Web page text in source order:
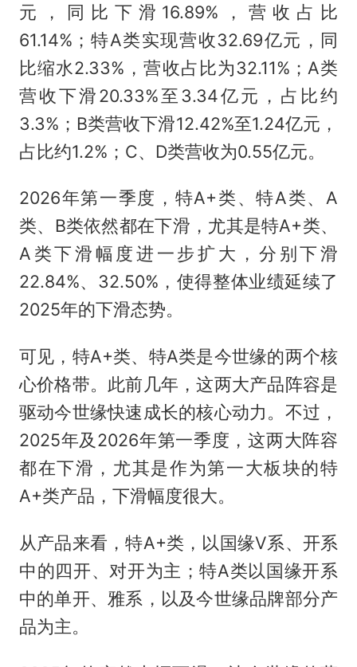
元，同比下滑16.89%，营收占比
61.14%；特A类实现营收32.69亿元，同
比缩水2.33%，营收占比为32.11%；A类
营收下滑20.33%至3.34亿元，占比约
3.3%；B类营收下滑12.42%至1.24亿元，
占比约1.2%；C、D类营收为0.55亿元。
2026年第一季度，特A+类、特A类、A
类、B类依然都在下滑，尤其是特A+类、
A类下滑幅度进一步扩大，分别下滑
22.84%、32.50%，使得整体业绩延续了
2025年的下滑态势。
可见，特A+类、特A类是今世缘的两个核
心价格带。此前几年，这两大产品阵容是
驱动今世缘快速成长的核心动力。不过，
2025年及2026年第一季度，这两大阵容
都在下滑，尤其是作为第一大板块的特
A+类产品，下滑幅度很大。
从产品来看，特A+类，以国缘V系、开系
中的四开、对开为主；特A类以国缘开系
中的单开、雅系，以及今世缘品牌部分产
品为主。